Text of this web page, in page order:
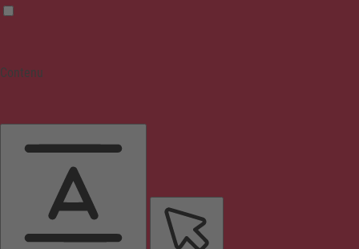
Contenu